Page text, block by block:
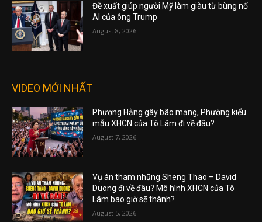
Đề xuất giúp người Mỹ làm giàu từ bùng nổ
AI của ông Trump
August 8, 2026
VIDEO MỚI NHẤT
Phương Hằng gây bão mạng, Phường kiểu
mẫu XHCN của Tô Lâm đi về đâu?
August 7, 2026
Vụ án tham nhũng Sheng Thao – David
Duong đi về đâu? Mô hình XHCN của Tô
Lâm bao giờ sẽ thành?
August 5, 2026